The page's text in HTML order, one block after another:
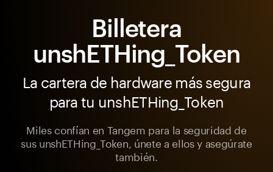
Billetera
unshETHing_Token
La cartera de hardware más segura
para tu unshETHing_Token
Miles confían en Tangem para la seguridad de
sus unshETHing_Token, únete a ellos y asegúrate
también.